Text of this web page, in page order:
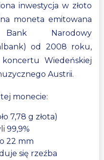
inwestycja w złoto
moneta emitowana
Narodowy
od 2008 roku,
Wiedeńskiej
Austrii.
monecie:
7,78 g złota)
99,9%
22 mm
się rzeźba